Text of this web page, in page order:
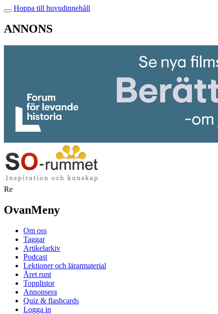
Hoppa till huvudinnehåll
ANNONS
Re
OvanMeny
Om oss
Taggar
Artikelarkiv
Podcast
Lektioner och lärarmaterial
Året runt
Topplistor
Annonsera
Quiz & flashcards
Logga in